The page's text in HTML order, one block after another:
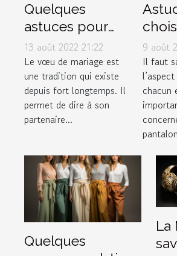
Quelques
astuces pour
rédiger
facilement ses
vœux de
mariage
13 août 2022 21:22
Le vœu de mariage est
une tradition qui existe
depuis fort longtemps. Il
permet de dire à son
partenaire...
bon
9 août
Il faut
chacun
Quelques
La